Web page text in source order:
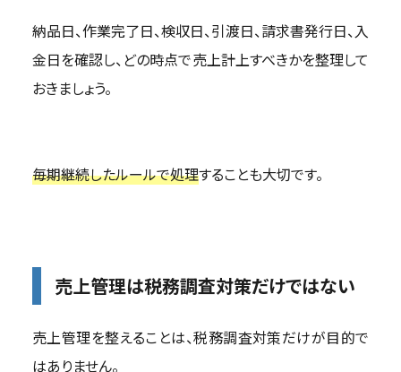
納品日、作業完了日、検収日、引渡日、請求書発行日、入
金日を確認し、どの時点で売上計上すべきかを整理して
おきましょう。
毎期継続したルールで処理することも大切です。
売上管理は税務調査対策だけではない
売上管理を整えることは、税務調査対策だけが目的で
はありません。